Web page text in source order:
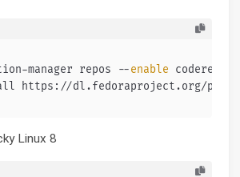
manager repos --enable
https://dl.fedoraproject.org/pub/
Linux 8